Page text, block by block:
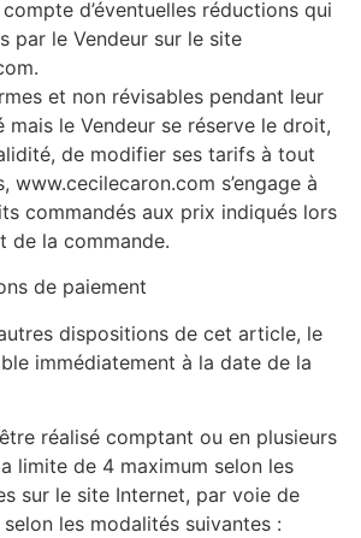
d’éventuelles réductions qui
par le Vendeur sur le site
et non révisables pendant leur
le Vendeur se réserve le droit,
de modifier ses tarifs à tout
www.cecilecaron.com s’engage à
commandés aux prix indiqués lors
de la commande.
de paiement
dispositions de cet article, le
immédiatement à la date de la
réalisé comptant ou en plusieurs
limite de 4 maximum selon les
sur le site Internet, par voie de
les modalités suivantes :